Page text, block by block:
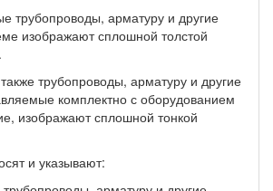
трубопроводы, арматуру и другие
изображают сплошной толстой
трубопроводы, арматуру и другие
комплектно с оборудованием
изображают сплошной тонкой
и указывают: